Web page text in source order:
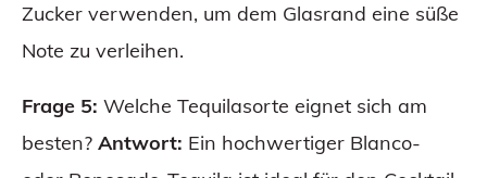
Zucker verwenden, um dem Glasrand eine süße
Note zu verleihen.
Frage 5: Welche Tequilasorte eignet sich am
besten? Antwort: Ein hochwertiger Blanco-